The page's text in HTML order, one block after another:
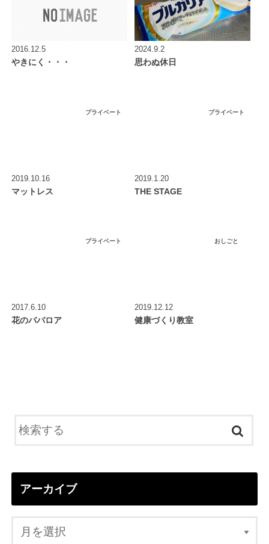
2016.12.5
やきにく・・・
2024.9.2
思わぬ休日
プライベート
2019.10.16
マットレス
プライベート
2019.1.20
THE STAGE
プライベート
2017.6.10
花のババロア
おしごと
2019.12.12
健康づくり教室
アーカイブ